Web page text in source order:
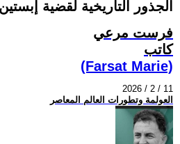
الجذور التاريخية لقضية
فرست مرعي
كاتب
(Farsat Marie)
2026 / 2 / 11
العولمة وتطورات العالم المعاصر